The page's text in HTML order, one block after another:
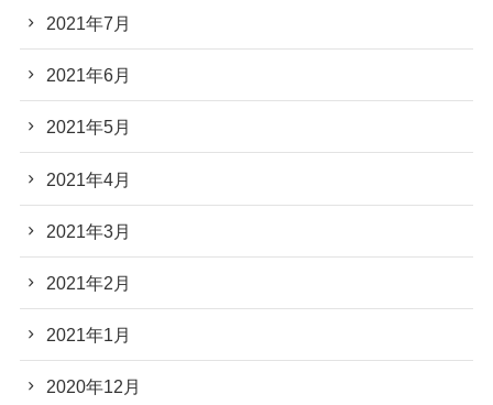
2021年7月
2021年6月
2021年5月
2021年4月
2021年3月
2021年2月
2021年1月
2020年12月